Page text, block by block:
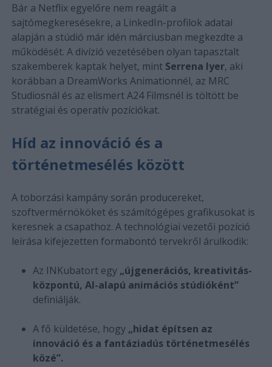
Bár a Netflix egyelőre nem reagált a
sajtómegkeresésekre, a LinkedIn-profilok adatai
alapján a stúdió már idén márciusban megkezdte a
működését. A divízió vezetésében olyan tapasztalt
szakemberek kaptak helyet, mint Serrena Iyer, aki
korábban a DreamWorks Animationnél, az MRC
Studiosnál és az elismert A24 Filmsnél is töltött be
stratégiai és operatív pozíciókat.
Híd az innováció és a
történetmesélés között
A toborzási kampány során producereket,
szoftvermérnököket és számítógépes grafikusokat is
keresnek a csapathoz. A technológiai vezetői pozíció
leírása kifejezetten formabontó tervekről árulkodik:
Az INKubatort egy „újgenerációs, kreativitás-
központú, AI-alapú animációs stúdióként”
definiálják.
A fő küldetése, hogy „hidat építsen az
innováció és a fantáziadús történetmesélés
közé”.